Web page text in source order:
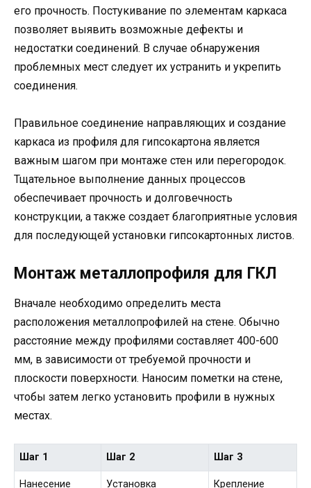
его прочность. Постукивание по элементам каркаса
позволяет выявить возможные дефекты и
недостатки соединений. В случае обнаружения
проблемных мест следует их устранить и укрепить
соединения.
Правильное соединение направляющих и создание
каркаса из профиля для гипсокартона является
важным шагом при монтаже стен или перегородок.
Тщательное выполнение данных процессов
обеспечивает прочность и долговечность
конструкции, а также создает благоприятные условия
для последующей установки гипсокартонных листов.
Монтаж металлопрофиля для ГКЛ
Вначале необходимо определить места
расположения металлопрофилей на стене. Обычно
расстояние между профилями составляет 400-600
мм, в зависимости от требуемой прочности и
плоскости поверхности. Наносим пометки на стене,
чтобы затем легко установить профили в нужных
местах.
Шаг 1 Шаг 2 Шаг 3
Нанесение Установка Крепление